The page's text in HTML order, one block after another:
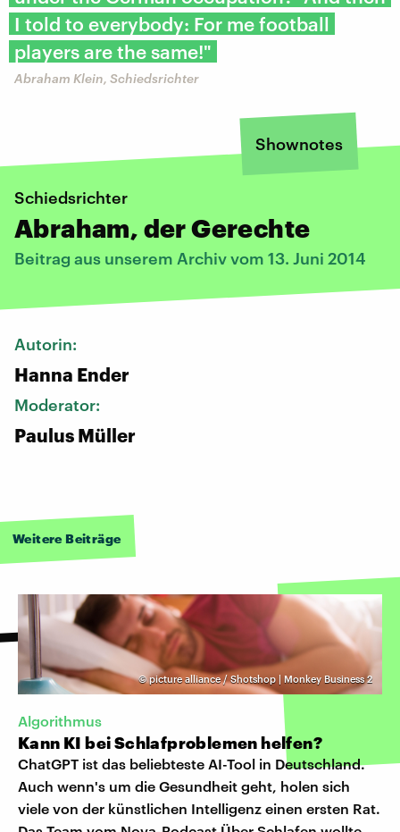
I told to everybody: For me football
players are the same!"
Abraham Klein, Schiedsrichter
Shownotes
Schiedsrichter
Abraham, der Gerechte
Beitrag aus unserem Archiv vom 13. Juni 2014
Autorin:
Hanna Ender
Moderator:
Paulus Müller
Weitere Beiträge
©picture alliance / Shotshop | Monkey Business 2
Algorithmus
Kann KI bei Schlafproblemen helfen?
ChatGPT ist das beliebteste AI-Tool in Deutschland.
Auch wenn's um die Gesundheit geht, holen sich
viele von der künstlichen Intelligenz einen ersten Rat.